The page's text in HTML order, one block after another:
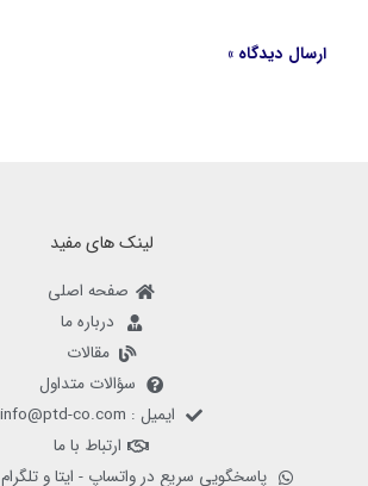
لینک های مفید
صفحه اصلی
درباره ما
مقالات
سؤالات متداول
ایمیل : info@ptd-co.com
ارتباط با ما
پاسخگویی سریع در واتساپ - ایتا و تلگرام 09018317541